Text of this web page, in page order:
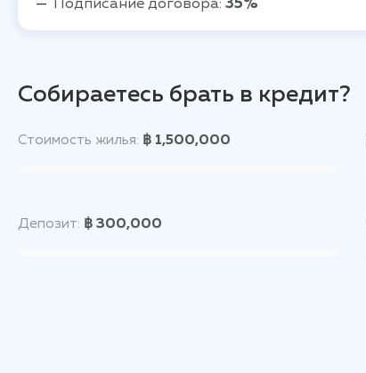
Подписание договора: 35%
Собираетесь брать в кредит?
Стоимость жилья: ฿ 1,500,000
Депозит: ฿ 300,000